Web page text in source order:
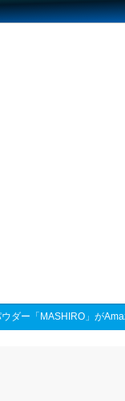
ダー「MASHIRO」が